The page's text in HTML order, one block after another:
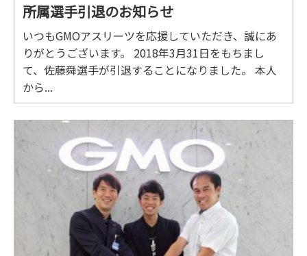
所属選手引退のお知らせ
いつもGMOアスリーツを応援していただき、誠にあ
りがとうございます。 2018年3月31日をもちまし
て、佐藤舜選手が引退することになりました。 本人
から...